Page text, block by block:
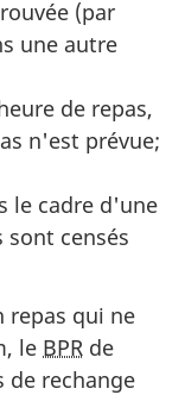
(par
une autre
de repas,
n'est prévue;
le cadre d'une
sont censés
repas qui ne
le BPR de
de rechange